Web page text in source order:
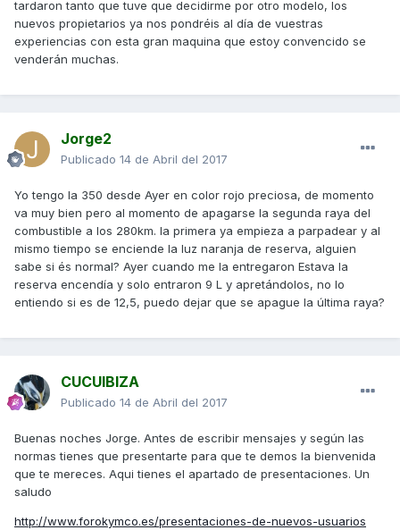
tardaron tanto que tuve que decidirme por otro modelo, los
nuevos propietarios ya nos pondréis al día de vuestras
experiencias con esta gran maquina que estoy convencido se
venderán muchas.
Jorge2
Publicado 14 de Abril del 2017
Yo tengo la 350 desde Ayer en color rojo preciosa, de momento
va muy bien pero al momento de apagarse la segunda raya del
combustible a los 280km. la primera ya empieza a parpadear y al
mismo tiempo se enciende la luz naranja de reserva, alguien
sabe si és normal? Ayer cuando me la entregaron Estava la
reserva encendía y solo entraron 9 L y apretándolos, no lo
entiendo si es de 12,5, puedo dejar que se apague la última raya?
CUCUIBIZA
Publicado 14 de Abril del 2017
Buenas noches Jorge. Antes de escribir mensajes y según las
normas tienes que presentarte para que te demos la bienvenida
que te mereces. Aqui tienes el apartado de presentaciones. Un
saludo
http://www.forokymco.es/presentaciones-de-nuevos-usuarios